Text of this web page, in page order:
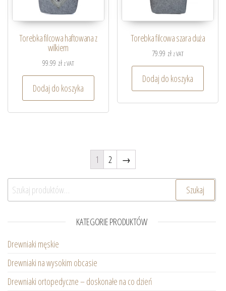
Torebka filcowa haftowana z
wilkiem
99.99 zł z VAT
Dodaj do koszyka
Torebka filcowa szara duża
79.99 zł z VAT
Dodaj do koszyka
1 2 →
Szukaj: Szukaj
KATEGORIE PRODUKTÓW
Drewniaki męskie
Drewniaki na wysokim obcasie
Drewniaki ortopedyczne – doskonałe na co dzień